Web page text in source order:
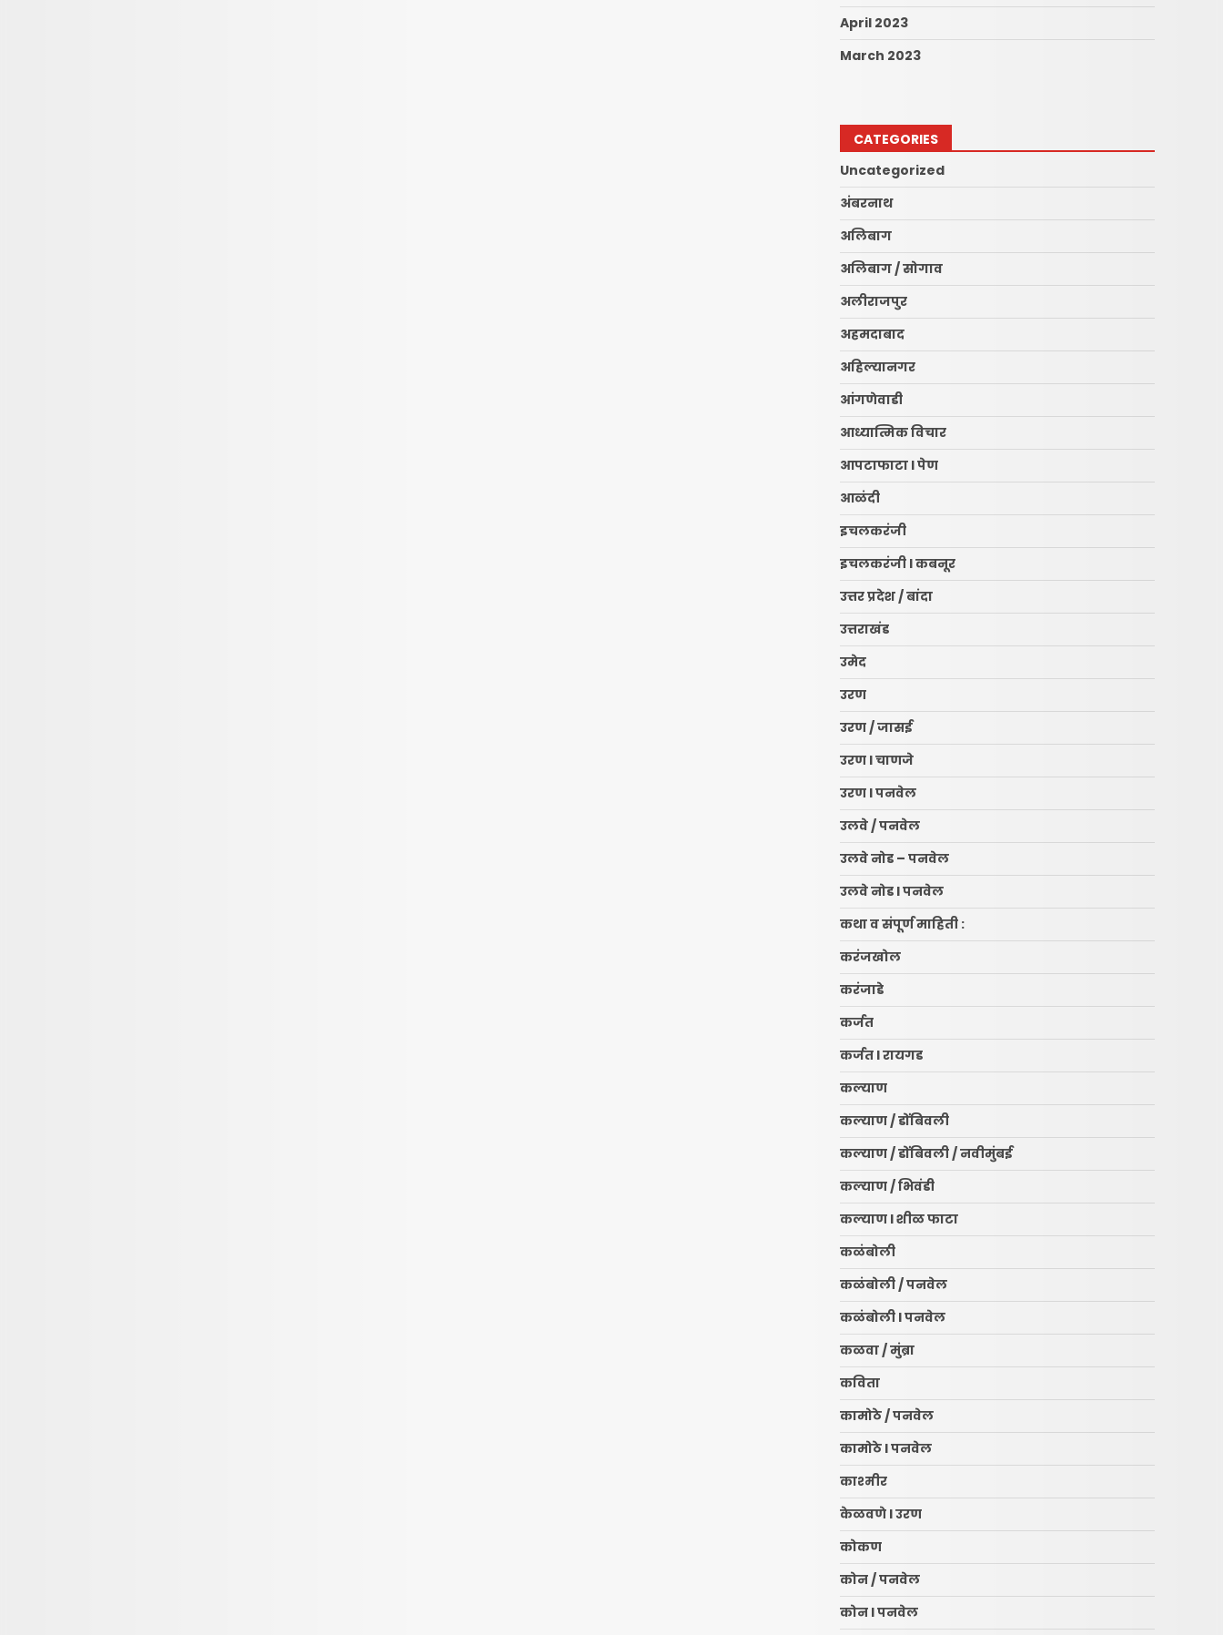
April 2023
March 2023
CATEGORIES
Uncategorized
अंबरनाथ
अलिबाग
अलिबाग / सोगाव
अलीराजपुर
अहमदाबाद
अहिल्यानगर
आंगणेवाडी
आध्यात्मिक विचार
आपटाफाटा l पेण
आळंदी
इचलकरंजी
इचलकरंजी l कबनूर
उत्तर प्रदेश / बांदा
उत्तराखंड
उमेद
उरण
उरण / जासई
उरण l चाणजे
उरण l पनवेल
उलवे / पनवेल
उलवे नोड – पनवेल
उलवे नोड l पनवेल
कथा व संपूर्ण माहिती :
करंजखोल
करंजाडे
कर्जत
कर्जत l रायगड
कल्याण
कल्याण / डोंबिवली
कल्याण / डोंबिवली / नवीमुंबई
कल्याण / भिवंडी
कल्याण l शीळ फाटा
कळंबोली
कळंबोली / पनवेल
कळंबोली l पनवेल
कळवा / मुंब्रा
कविता
कामोठे / पनवेल
कामोठे l पनवेल
काश्मीर
केळवणे l उरण
कोकण
कोन / पनवेल
कोन l पनवेल